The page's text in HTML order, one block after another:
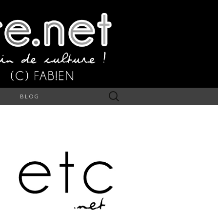
BLOG Rechercher :